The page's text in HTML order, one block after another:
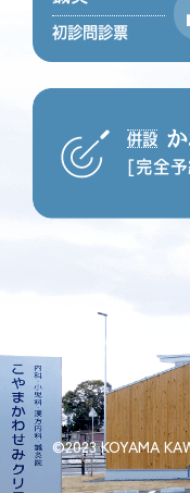
初診問診票
併設
[完全
©2023 KOYAMA